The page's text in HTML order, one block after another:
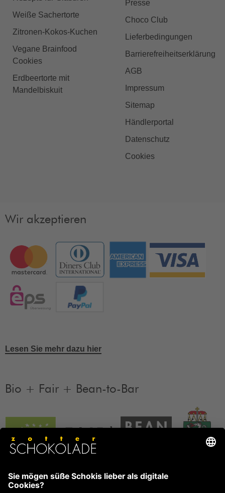
Weiße Sachertorte
Zitronen-Kokos-Kuchen
Vegane Brainfood
Cookies
Erdbeertorte mit
Mandelbiskuit
Presse
Choco Club
Lieferbedingungen
Barrierefreiheitserklärung
AGB
Impressum
Sitemap
Händlerportal
Datenschutz
Cookies
Wir akzeptieren
Lesen Sie mehr dazu hier
Bio + Fair + Bean-to-Bar
Unsere Produkte sind Bio + Fair + Bean-to-Bar.
Informationen